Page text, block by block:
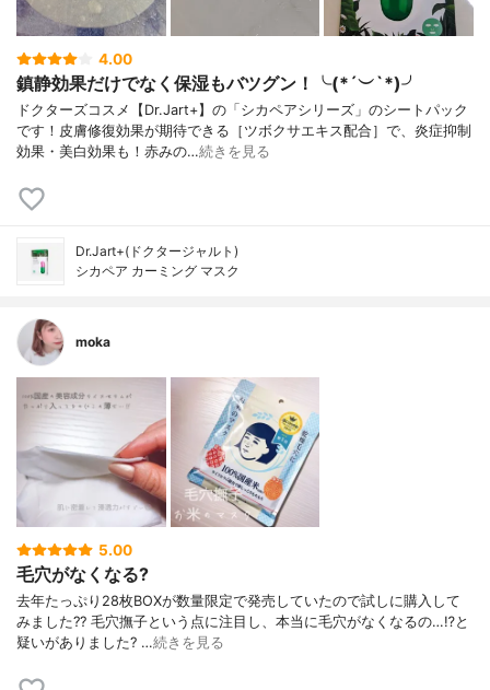
4.00
鎮静効果だけでなく保湿もバツグン！╰(*´︶`*)╯
ドクターズコスメ【Dr.Jart+】の「シカペアシリーズ」のシートパック
です！皮膚修復効果が期待できる［ツボクサエキス配合］で、炎症抑制
効果・美白効果も！赤みの…続きを見る
Dr.Jart+(ドクタージャルト)
シカペア カーミング マスク
moka
5.00
毛穴がなくなる?
去年たっぷり28枚BOXが数量限定で発売していたので試しに購入して
みました?? 毛穴撫子という点に注目し、本当に毛穴がなくなるの…⁉︎と
疑いがありました? …続きを見る